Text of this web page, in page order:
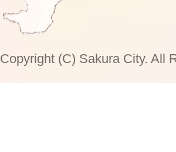
Copyright (C) Sakura City. All